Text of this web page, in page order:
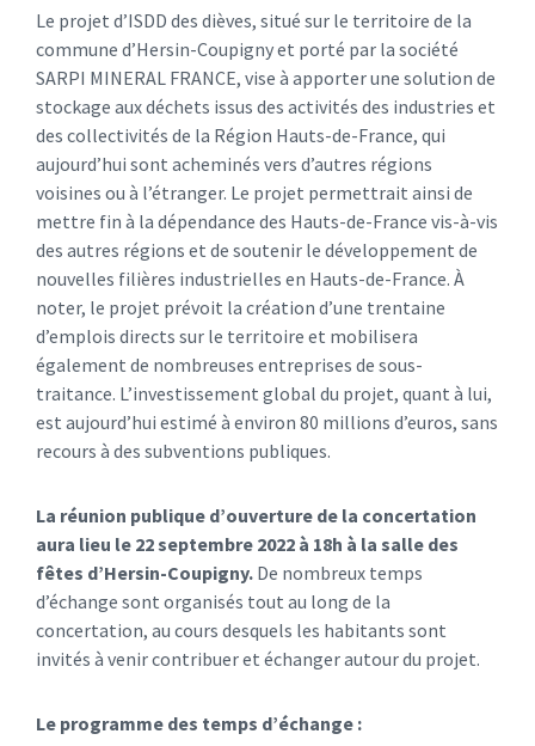
Le projet d’ISDD des dièves, situé sur le territoire de la
commune d’Hersin-Coupigny et porté par la société
SARPI MINERAL FRANCE, vise à apporter une solution de
stockage aux déchets issus des activités des industries et
des collectivités de la Région Hauts-de-France, qui
aujourd’hui sont acheminés vers d’autres régions
voisines ou à l’étranger. Le projet permettrait ainsi de
mettre fin à la dépendance des Hauts-de-France vis-à-vis
des autres régions et de soutenir le développement de
nouvelles filières industrielles en Hauts-de-France. À
noter, le projet prévoit la création d’une trentaine
d’emplois directs sur le territoire et mobilisera
également de nombreuses entreprises de sous-
traitance. L’investissement global du projet, quant à lui,
est aujourd’hui estimé à environ 80 millions d’euros, sans
recours à des subventions publiques.
La réunion publique d’ouverture de la concertation
aura lieu le 22 septembre 2022 à 18h à la salle des
fêtes d’Hersin-Coupigny. De nombreux temps
d’échange sont organisés tout au long de la
concertation, au cours desquels les habitants sont
invités à venir contribuer et échanger autour du projet.
Le programme des temps d’échange :